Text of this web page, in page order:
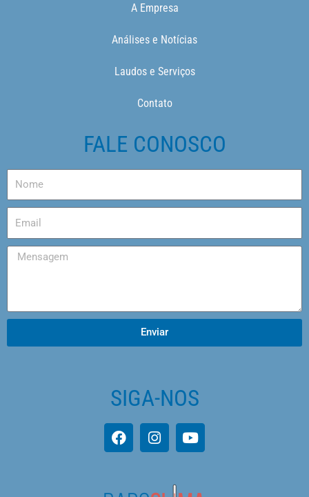
A Empresa
Análises e Notícias
Laudos e Serviços
Contato
FALE CONOSCO
Enviar
SIGA-NOS